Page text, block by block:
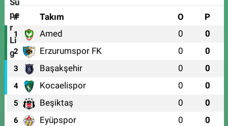
# Takım O P
1 Amed 0 0
2 Erzurumspor FK 0 0
3 Başakşehir 0 0
4 Kocaelispor 0 0
5 Beşiktaş 0 0
6 Eyüpspor 0 0